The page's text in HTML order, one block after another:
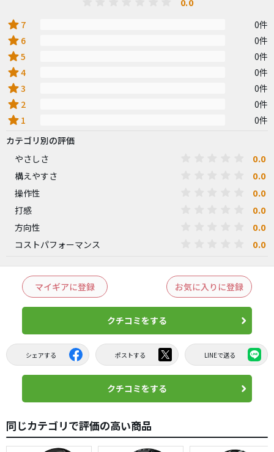
star 7 0件
star 6 0件
star5 0件
star4 0件
star3 0件
star 2 0件
star 1
0件
カテゴリ別の評価
やさしさ
0.0
構えやすさ 0.0
操作性 0.0
打感 0.0
方向性 0.0
コストパフォーマンス 0.0
マイギアに登録 お気に入りに登録
クチコミをする
シェアする ポストする LINEで送る
クチコミをする
同じカテゴリで評価の高い商品